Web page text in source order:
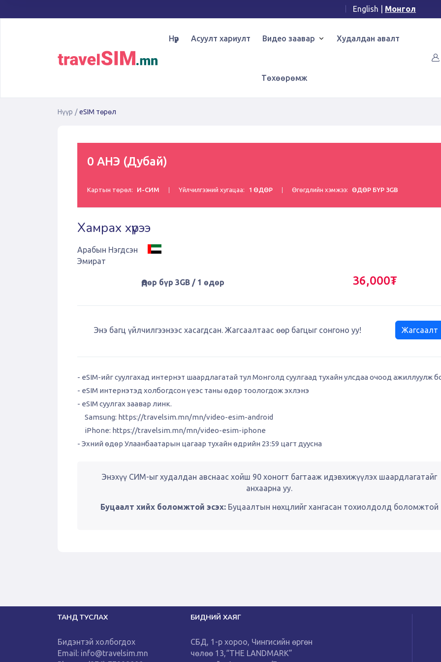
English Монгол
Нүүр Асуулт хариулт Видео заавар Худалдан авалт
Төхөөрөмж
Нүүр / eSIM төрөл
0 АНЭ (Дубай)
Картын төрөл: И-СИМ Үйлчилгээний хугацаа: 1 ӨДӨР Өгөгдлийн хэмжээ: ӨДӨР БҮР 3GB
Хамрах хүрээ
Арабын Нэгдсэн
Эмират
Өдөр бүр 3GB / 1 өдөр 36,000₮
Энэ багц үйлчилгээнээс хасагдсан. Жагсаалтаас өөр багцыг сонгоно уу! Жагсаалт
- eSIM-ийг суулгахад интернэт шаардлагатай тул Монголд суулгаад тухайн улсдаа очоод ажиллуулж
- eSIM интернэтэд холбогдсон үеэс таны өдөр тоологдож эхлэнэ
- eSIM суулгах заавар линк.
Samsung: https://travelsim.mn/mn/video-esim-android
iPhone: https://travelsim.mn/mn/video-esim-iphone
- Эхний өдөр Улаанбаатарын цагаар тухайн өдрийн 23:59 цагт дуусна
Энэхүү СИМ-ыг худалдан авснаас хойш 90 хоногт багтааж идэвхижүүлэх шаардлагатайг
анхаарна уу.
Буцаалт хийх боломжтой эсэх:Буцаалтын нөхцлийг хангасан тохиолдолд боломжтой
ТАНД ТУСЛАХ
Бидэнтэй холбогдох
Email: info@travelsim.mn
БИДНИЙ ХАЯГ
СБД, 1-р хороо, Чингисийн өргөн
чөлөө 13,“THE LANDMARK”